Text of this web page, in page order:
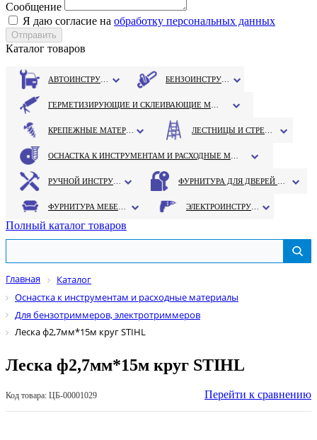
Сообщение
Я даю согласие на обработку персональных данных
Каталог товаров
Полный каталог товаров
Главная
Каталог
Оснастка к инструментам и расходные материалы
Для бензотриммеров, электротриммеров
Леска ф2,7мм*15м круг STIHL
Леска ф2,7мм*15м круг STIHL
Код товара: ЦБ-00001029 Перейти к сравнению